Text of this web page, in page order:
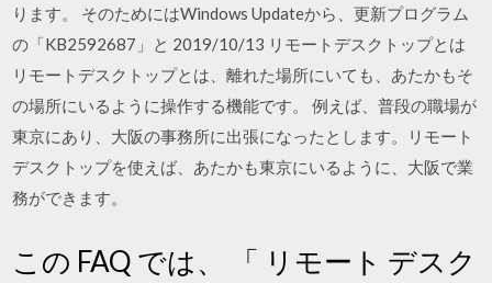
ります。 そのためにはWindows Updateから、更新プログラム
の「KB2592687」と 2019/10/13 リモートデスクトップとは
リモートデスクトップとは、離れた場所にいても、あたかもそ
の場所にいるように操作する機能です。 例えば、普段の職場が
東京にあり、大阪の事務所に出張になったとします。リモート
デスクトップを使えば、あたかも東京にいるように、大阪で業
務ができます。
この FAQ では、 「 リモート デスク